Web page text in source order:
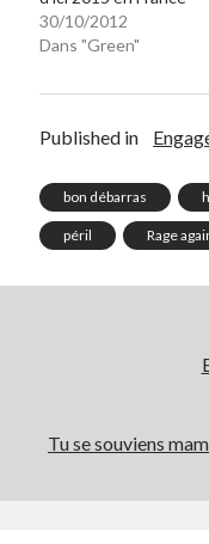
30/10/2012
Dans "Green"
Published in
bon débarras
péril Rage
Tu se souviens